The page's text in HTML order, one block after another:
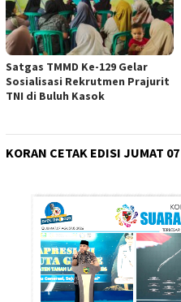
Satgas TMMD Ke-129 Gelar
Sosialisasi Rekrutmen Prajurit
TNI di Buluh Kasok
KORAN CETAK EDISI JUMAT